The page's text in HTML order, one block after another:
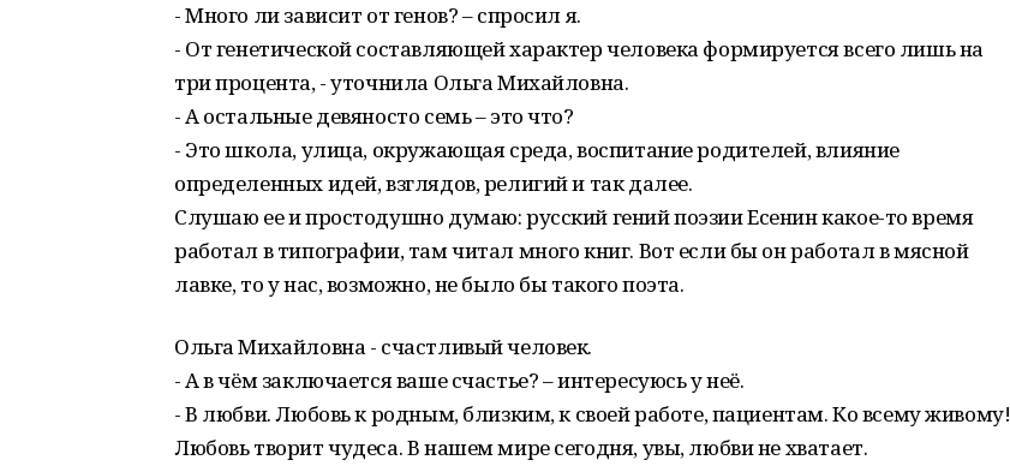
- Много ли зависит от генов? – спросил я.
- От генетической составляющей характер человека формируется всего лишь на
три процента, - уточнила Ольга Михайловна.
- А остальные девяносто семь – это что?
- Это школа, улица, окружающая среда, воспитание родителей, влияние
определенных идей, взглядов, религий и так далее.
Слушаю ее и простодушно думаю: русский гений поэзии Есенин какое-то время
работал в типографии, там читал много книг. Вот если бы он работал в мясной
лавке, то у нас, возможно, не было бы такого поэта.
Ольга Михайловна - счастливый человек.
- А в чём заключается ваше счастье? – интересуюсь у неё.
- В любви. Любовь к родным, близким, к своей работе, пациентам. Ко всему живому!
Любовь творит чудеса. В нашем мире сегодня, увы, любви не хватает.